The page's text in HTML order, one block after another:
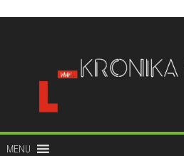
treści
MENU